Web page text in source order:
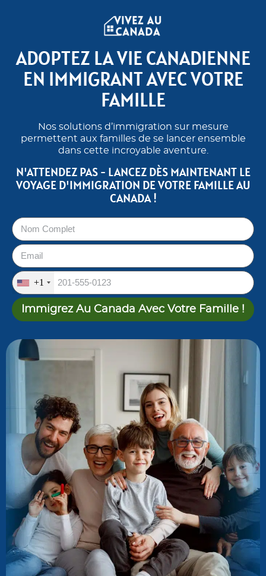
ADOPTEZ LA VIE CANADIENNE
EN IMMIGRANT AVEC VOTRE
FAMILLE
Nos solutions d’immigration sur mesure
permettent aux familles de se lancer ensemble
dans cette incroyable aventure.
N'ATTENDEZ PAS - LANCEZ DÈS MAINTENANT LE
VOYAGE D'IMMIGRATION DE VOTRE FAMILLE AU
CANADA !
+1
Immigrez Au Canada Avec Votre Famille !